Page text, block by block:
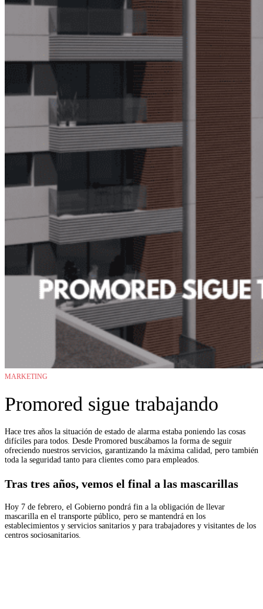
MARKETING
Promored sigue trabajando
Hace tres años la situación de estado de alarma estaba poniendo las cosas
difíciles para todos. Desde Promored buscábamos la forma de seguir
ofreciendo nuestros servicios, garantizando la máxima calidad, pero también
toda la seguridad tanto para clientes como para empleados.
Tras tres años, vemos el final a las mascarillas
Hoy 7 de febrero, el Gobierno pondrá fin a la obligación de llevar
mascarilla en el transporte público, pero se mantendrá en los
establecimientos y servicios sanitarios y para trabajadores y visitantes de los
centros sociosanitarios.